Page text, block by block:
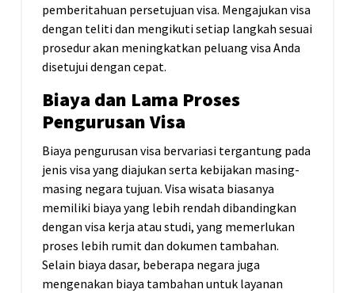
pemberitahuan persetujuan visa. Mengajukan visa
dengan teliti dan mengikuti setiap langkah sesuai
prosedur akan meningkatkan peluang visa Anda
disetujui dengan cepat.
Biaya dan Lama Proses
Pengurusan Visa
Biaya pengurusan visa bervariasi tergantung pada
jenis visa yang diajukan serta kebijakan masing-
masing negara tujuan. Visa wisata biasanya
memiliki biaya yang lebih rendah dibandingkan
dengan visa kerja atau studi, yang memerlukan
proses lebih rumit dan dokumen tambahan.
Selain biaya dasar, beberapa negara juga
mengenakan biaya tambahan untuk layanan